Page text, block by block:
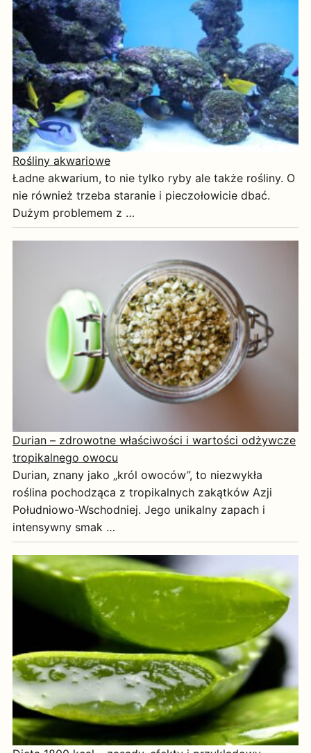
Rośliny akwariowe
Ładne akwarium, to nie tylko ryby ale także rośliny. O
nie również trzeba staranie i pieczołowicie dbać.
Dużym problemem z …
Durian – zdrowotne właściwości i wartości odżywcze
tropikalnego owocu
Durian, znany jako „król owoców”, to niezwykła
roślina pochodząca z tropikalnych zakątków Azji
Południowo-Wschodniej. Jego unikalny zapach i
intensywny smak …